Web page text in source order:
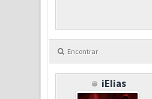
Encontrar
iEIias